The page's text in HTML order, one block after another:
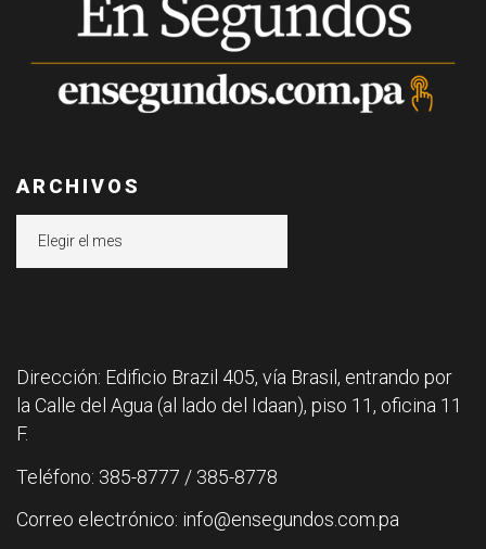
ARCHIVOS
Dirección: Edificio Brazil 405, vía Brasil, entrando por
la Calle del Agua (al lado del Idaan), piso 11, oficina 11
F.
Teléfono: 385-8777 / 385-8778
Correo electrónico: info@ensegundos.com.pa